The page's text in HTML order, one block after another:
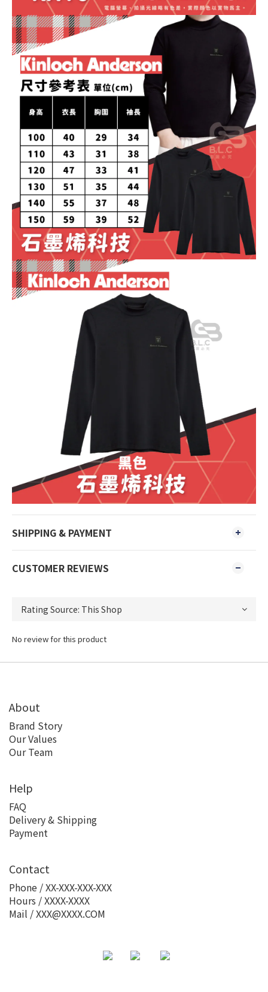
SHIPPING & PAYMENT
CUSTOMER REVIEWS
No review for this product
About
Brand Story
Our Values
Our Team
Help
FAQ
Delivery & Shipping
Payment
Contact
Phone / XX-XXX-XXX-XXX
Hours / XXXX-XXXX
Mail / XXX@XXXX.COM